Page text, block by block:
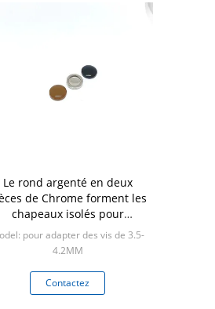
Le rond argenté en deux
de Chrome forment les
chapeaux isolés pour
Woodscrews
pour adapter des vis de 3.5-
4.2MM
Contactez